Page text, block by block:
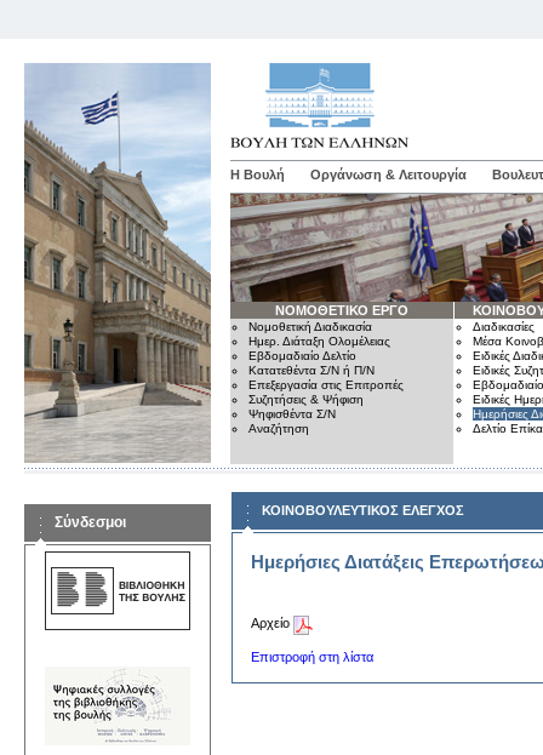
Η Βουλή Οργάνωση & Λειτουργία
ΝΟΜΟΘΕΤΙΚΟ ΕΡΓΟ
Νομοθετική Διαδικασία
Ημερ. Διάταξη Ολομέλειας
Εβδομαδιαίο Δελτίο
Κατατεθέντα Σ/Ν ή Π/Ν
Επεξεργασία στις Επιτροπές
Συζητήσεις & Ψήφιση
Ψηφισθέντα Σ/Ν
Αναζήτηση
Διαδικασίες
Μέσα
Ειδικές
Ειδικές
Εβδομαδιαίο
Ειδικές
Ημερήσιες
Δελτίο
Σύνδεσμοι
ΚΟΙΝΟΒΟΥΛΕΥΤΙΚΟΣ ΕΛΕΓΧΟΣ
Ημερήσιες Διατάξεις
Αρχείο
Επιστροφή στη λίστα